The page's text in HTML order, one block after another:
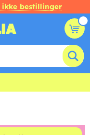
bestillinger